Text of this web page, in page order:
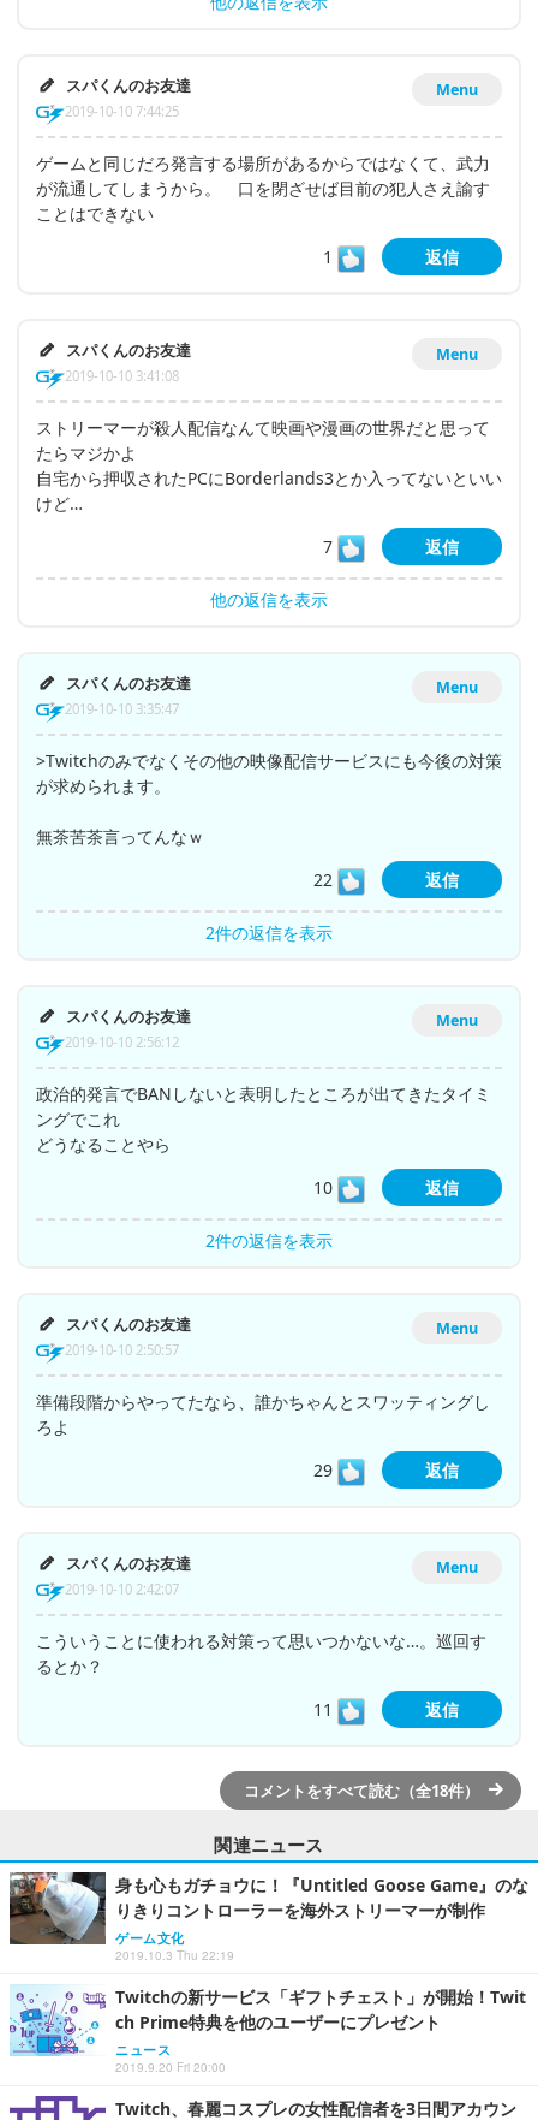
Menu
スパくんのお友達
2019-10-10 7:44:25
ゲームと同じだろ発言する場所があるからではなくて、武力
が流通してしまうから。 口を閉ざせば目前の犯人さえ諭す
ことはできない
1
返信
Menu
スパくんのお友達
2019-10-10 3:41:08
ストリーマーが殺人配信なんて映画や漫画の世界だと思って
たらマジかよ
自宅から押収されたPCにBorderlands3とか入ってないといい
けど…
7
返信
他の返信を表示
Menu
スパくんのお友達
2019-10-10 3:35:47
>Twitchのみでなくその他の映像配信サービスにも今後の対策
が求められます。
無茶苦茶言ってんなｗ
22
返信
2件の返信を表示
Menu
スパくんのお友達
2019-10-10 2:56:12
政治的発言でBANしないと表明したところが出てきたタイミ
ングでこれ
どうなることやら
10
返信
2件の返信を表示
Menu
スパくんのお友達
2019-10-10 2:50:57
準備段階からやってたなら、誰かちゃんとスワッティングし
ろよ
29
返信
Menu
スパくんのお友達
2019-10-10 2:42:07
こういうことに使われる対策って思いつかないな…。巡回す
るとか？
11
返信
コメントをすべて読む（全18件）
関連ニュース
身も心もガチョウに！『Untitled Goose Game』のな
りきりコントローラーを海外ストリーマーが制作
ゲーム文化
2019.10.3 Thu 22:19
Twitchの新サービス「ギフトチェスト」が開始！Twit
ch Prime特典を他のユーザーにプレゼント
ニュース
2019.9.20 Fri 20:00
Twitch、春麗コスプレの女性配信者を3日間アカウン